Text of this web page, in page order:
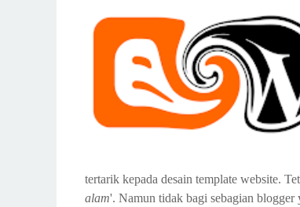
tertarik kepada desain template website.
alam'. Namun tidak bagi sebagian